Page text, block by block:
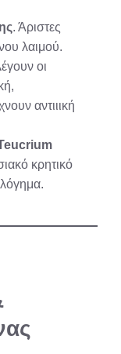
. Άριστες
λαιμού.
οι
αντιιική
κρητικό